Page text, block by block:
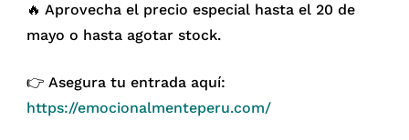
🔥 Aprovecha el precio especial hasta el 20 de
mayo o hasta agotar stock.
👉 Asegura tu entrada aquí:
https://emocionalmenteperu.com/